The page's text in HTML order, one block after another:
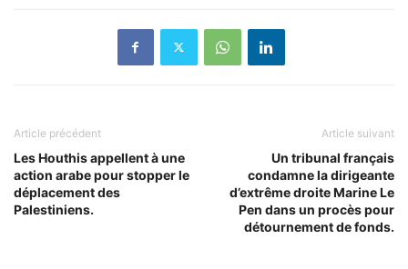
Article précédent
Les Houthis appellent à une
action arabe pour stopper le
déplacement des
Palestiniens.
Article suivant
Un tribunal français
condamne la dirigeante
d’extrême droite Marine Le
Pen dans un procès pour
détournement de fonds.